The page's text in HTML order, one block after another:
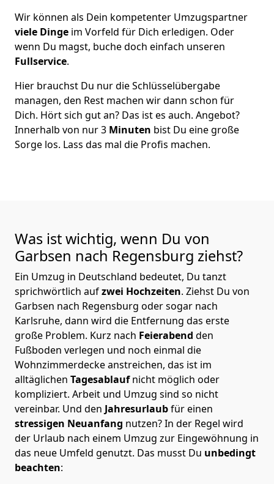
Wir können als Dein kompetenter Umzugspartner
viele Dinge im Vorfeld für Dich erledigen. Oder
wenn Du magst, buche doch einfach unseren
Fullservice.
Hier brauchst Du nur die Schlüsselübergabe
managen, den Rest machen wir dann schon für
Dich. Hört sich gut an? Das ist es auch. Angebot?
Innerhalb von nur 3 Minuten bist Du eine große
Sorge los. Lass das mal die Profis machen.
Was ist wichtig, wenn Du von
Garbsen nach Regensburg ziehst?
Ein Umzug in Deutschland bedeutet, Du tanzt
sprichwörtlich aufzwei Hochzeiten. Ziehst Du von
Garbsen nach Regensburg oder sogar nach
Karlsruhe, dann wird die Entfernung das erste
große Problem. Kurz nach Feierabend den
Fußboden verlegen und noch einmal die
Wohnzimmerdecke anstreichen, das ist im
alltäglichen Tagesablaufnicht möglich oder
kompliziert. Arbeit und Umzug sind so nicht
vereinbar. Und den Jahresurlaubfür einen
stressigen Neuanfang nutzen? In der Regel wird
der Urlaub nach einem Umzug zur Eingewöhnung in
das neue Umfeld genutzt. Das musst Du unbedingt
beachten: